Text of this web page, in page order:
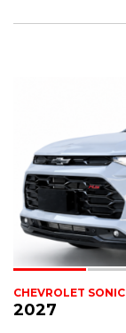
CHEVROLET SONIC
2027